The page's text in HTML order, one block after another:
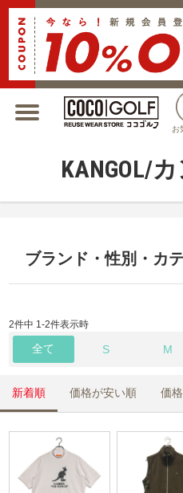
お
新規会員登録でクーポンプレゼ
KANGOL/
ブランド・性別・カ
2件中 1-2件表示時
全て S M
新着順 価格が安い順 価